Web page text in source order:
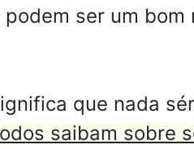
ser um
que nada
saibam sobre